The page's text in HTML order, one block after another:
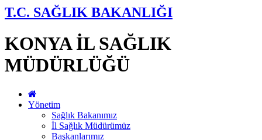
T.C. SAĞLIK BAKANLIĞI
KONYA İL SAĞLIK
MÜDÜRLÜĞÜ
Yönetim
Sağlık Bakanımız
İl Sağlık Müdürümüz
Başkanlarımız